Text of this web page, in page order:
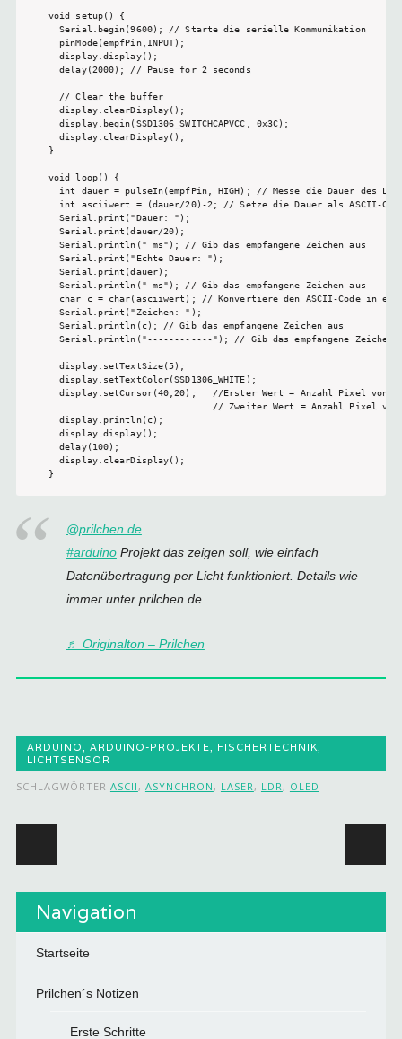
void setup() {
  Serial.begin(9600); // Starte die serielle Kommunikation
  pinMode(empfPin,INPUT);
  display.display();
  delay(2000); // Pause for 2 seconds
  // Clear the buffer
  display.clearDisplay();
  display.begin(SSD1306_SWITCHCAPVCC, 0x3C);
  display.clearDisplay();
}
void loop() {
int dauer = pulseIn(empfPin, HIGH); // Messe die Dauer des
int asciiwert = (dauer/20)-2; // Setze die Dauer als ASCII-
  Serial.print("Dauer: ");
  Serial.print(dauer/20);
  Serial.println(" ms"); // Gib das empfangene Zeichen aus
  Serial.print("Echte Dauer: ");
  Serial.print(dauer);
  Serial.println(" ms"); // Gib das empfangene Zeichen aus
char c = char(asciiwert); // Konvertiere den ASCII-Code in ein
  Serial.print("Zeichen: ");
  Serial.println(c); // Gib das empfangene Zeichen aus
Serial.println("------------"); // Gib das empfangene Zeichen
  display.setTextSize(5);
  display.setTextColor(SSD1306_WHITE);
display.setCursor(40,20);   //Erster Wert = Anzahl Pixel von
// Zweiter Wert = Anzahl Pixel
  display.println(c);
  display.display();
  delay(100);
  display.clearDisplay();
}
@prilchen.de
#arduinoProjekt das zeigen soll, wie einfach
Datenübertragung per Licht funktioniert. Details wie
immer unter prilchen.de
♬ Originalton – Prilchen
ARDUINO, ARDUINO-PROJEKTE, FISCHERTECHNIK,
LICHTSENSOR
SCHLAGWÖRTER ASCII , ASYNCHRON , LASER, LDR, OLED
Navigation
Startseite
Prilchen´s Notizen
Erste Schritte